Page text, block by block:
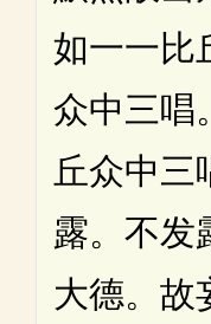
如一一比
众中三唱
丘众中三
露。不发
大德。故